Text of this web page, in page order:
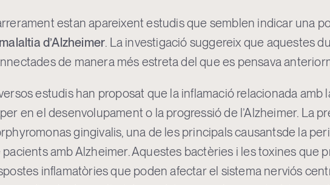
estan apareixent estudis que semblen indicar una
d’Alzheimer. La investigació suggereix que aquestes
de manera més estreta del que es pensava
estudis han proposat que la inflamació relacionada
en el desenvolupament o la progressió de l’Alzheimer. La
gingivalis, una de les principals causantsde la
pacients amb Alzheimer. Aquestes bactèries i les toxines que
inflamatòries que poden afectar el sistema nerviós